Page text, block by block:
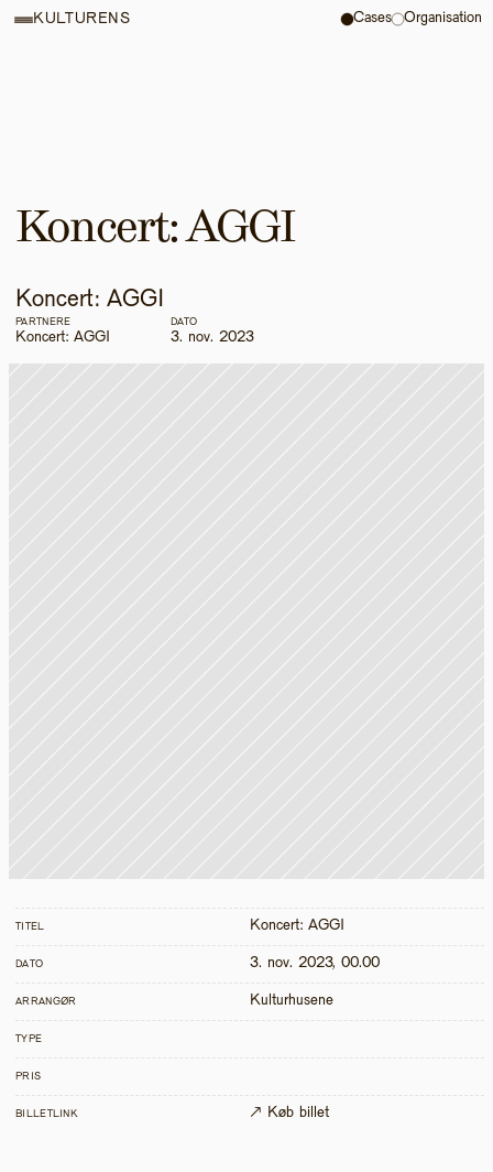
Koncert: AGGI
Koncert: AGGI
PARTNERE
Koncert: AGGI
DATO
3. nov. 2023
TITEL Koncert: AGGI
DATO 3. nov. 2023, 00.00
ARRANGØR Kulturhusene
TYPE
PRIS
BILLETLINK ↗ Køb billet
KULTURENS Cases Organisation